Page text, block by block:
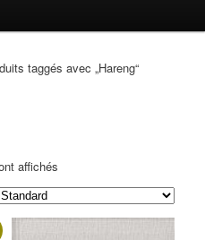
taggés avec „Hareng“
affichés